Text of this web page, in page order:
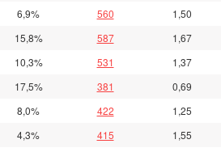
6,9% 560 1,50
15,8% 587 1,67
10,3% 531 1,37
17,5% 381 0,69
8,0% 422 1,25
4,3% 415 1,55